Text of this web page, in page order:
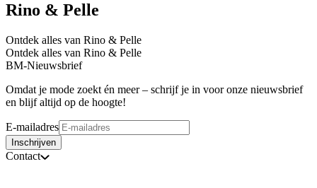
Rino & Pelle
Ontdek alles van Rino & Pelle
Ontdek alles van Rino & Pelle
BM-Nieuwsbrief
Omdat je mode zoekt én meer – schrijf je in voor onze nieuwsbrief
en blijf altijd op de hoogte!
E-mailadres
Inschrijven
Contact